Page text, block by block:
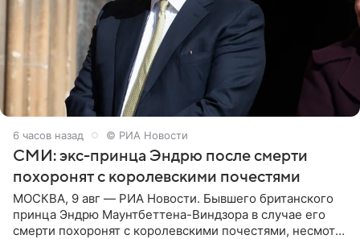
6 часов назад © РИА Новости
СМИ: экс-принца Эндрю после смерти
похоронят с королевскими почестями
МОСКВА, 9 авг — РИА Новости. Бывшего британского
принца Эндрю Маунтбеттена-Виндзора в случае его
смерти похоронят с королевскими почестями, несмотря